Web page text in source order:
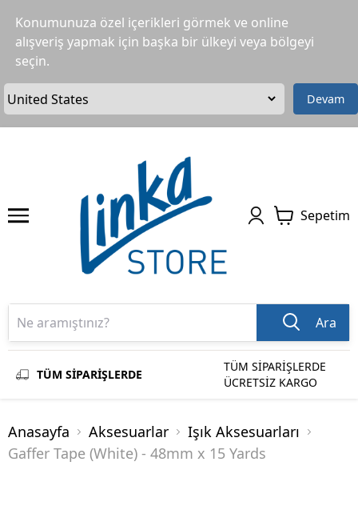
Konumunuza özel içerikleri görmek ve online
alışveriş yapmak için başka bir ülkeyi veya bölgeyi
seçin.
Devam
Sepetim
Ara
TÜM SİPARİŞLERDE
TÜM SİPARİŞLERDE
ÜCRETSİZ KARGO
Anasayfa Aksesuarlar
Işık Aksesuarları
Gaffer Tape (White) - 48mm x 15 Yards